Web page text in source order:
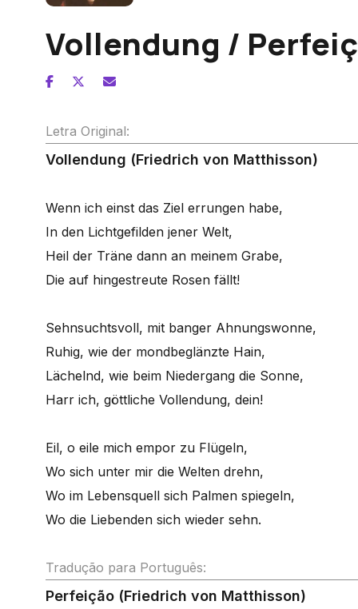
Vollendung /
Letra Original:
Vollendung (Friedrich von Matthisson)
Wenn ich einst das Ziel errungen habe,
In den Lichtgefilden jener Welt,
Heil der Träne dann an meinem Grabe,
Die auf hingestreute Rosen fällt!
Sehnsuchtsvoll, mit banger Ahnungswonne,
Ruhig, wie der mondbeglänzte Hain,
Lächelnd, wie beim Niedergang die Sonne,
Harr ich, göttliche Vollendung, dein!
Eil, o eile mich empor zu Flügeln,
Wo sich unter mir die Welten drehn,
Wo im Lebensquell sich Palmen spiegeln,
Wo die Liebenden sich wieder sehn.
Tradução para Português:
Perfeição (Friedrich von Matthisson)